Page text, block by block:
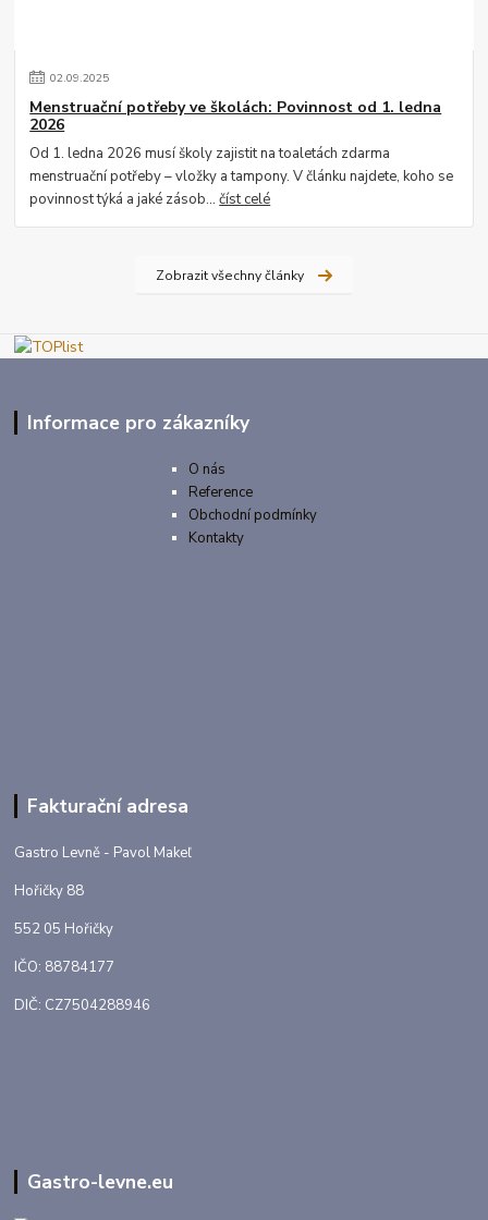
02.09.2025
Menstruační potřeby ve školách: Povinnost od 1. ledna
2026
Od 1. ledna 2026 musí školy zajistit na toaletách zdarma
menstruační potřeby – vložky a tampony. V článku najdete, koho se
povinnost týká a jaké zásob...číst celé
Zobrazit všechny články
Informace pro zákazníky
O nás
Reference
Obchodní podmínky
Kontakty
Fakturační adresa
Gastro Levně - Pavol Makeľ
Hořičky 88
552 05 Hořičky
IČO: 88784177
DIČ: CZ7504288946
Gastro-levne.eu